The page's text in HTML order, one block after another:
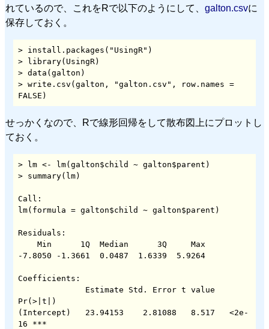
れているので、これをRで以下のようにして、 galton.csvに
保存しておく。
> install.packages("UsingR")
> library(UsingR)
> data(galton)
> write.csv(galton, "galton.csv", row.names =
FALSE)
せっかくなので、Rで線形回帰をして散布図上にプロットし
ておく。
> lm <- lm(galton$child ~ galton$parent)
> summary(lm)
Call:
lm(formula = galton$child ~ galton$parent)
Residuals:
-7.8050 -1.3661  0.0487  1.6339  5.9264
Coefficients:
Pr(>|t|)
(Intercept)   23.94153    2.81088   8.517   <2e-
16 ***